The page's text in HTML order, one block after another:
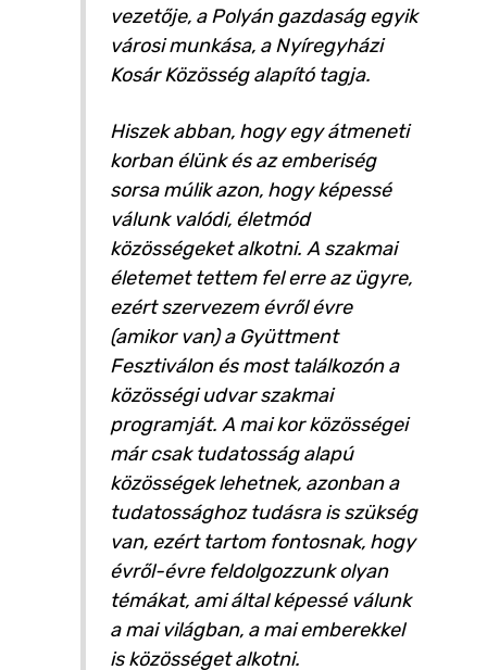
vezetője, a Polyán gazdaság egyik
városi munkása, a Nyíregyházi
Kosár Közösség alapító tagja.
Hiszek abban, hogy egy átmeneti
korban élünk és az emberiség
sorsa múlik azon, hogy képessé
válunk valódi, életmód
közösségeket alkotni. A szakmai
életemet tettem fel erre az ügyre,
ezért szervezem évről évre
(amikor van) a Gyüttment
Fesztiválon és most találkozón a
közösségi udvar szakmai
programját. A mai kor közösségei
már csak tudatosság alapú
közösségek lehetnek, azonban a
tudatossághoz tudásra is szükség
van, ezért tartom fontosnak, hogy
évről-évre feldolgozzunk olyan
témákat, ami által képessé válunk
a mai világban, a mai emberekkel
is közösséget alkotni.